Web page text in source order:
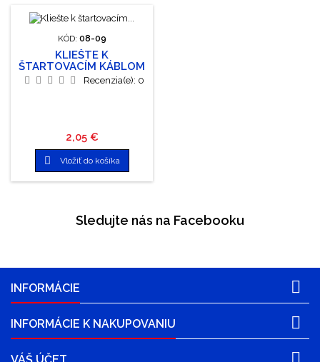
KÓD: 08-09
KLIEŠTE K
ŠTARTOVACÍM KÁBLOM
0-400ARecenzia(e): 0
Cena
2,05 €
 Vložiť do košíka
Sledujte nás na Facebooku
INFORMÁCIE 
INFORMÁCIE K NAKUPOVANIU 